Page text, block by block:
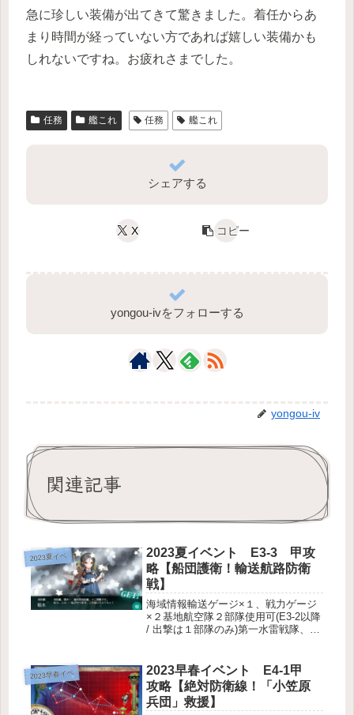
急に珍しい装備が出てきて驚きました。着任からあ
まり時間が経っていない方であれば嬉しい装備かも
しれないですね。お疲れさまでした。
任務 艦これ 任務 艦これ
シェアする
X コピー
yongou-ivをフォローする
yongou-iv
関連記事
2023夏イベ
2023夏イベント E3-3 甲攻
略【船団護衛！輸送航路防衛
戦】
海域情報輸送ゲージ×１、戦力ゲージ
×２基地航空隊２部隊使用可(E3-2以降
/ 出撃は１部隊のみ)第一水雷戦隊、第
です。制空権シュミレータ様より引用
編成例第二艦隊 / 空母...
2023早春イベ
2023早春イベント E4-1甲
攻略【絶対防衛線！「小笠原
兵団」救援】